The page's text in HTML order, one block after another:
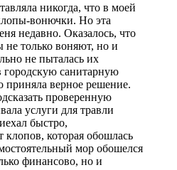
никогда, что в моей
вонючки. Но эта
недавно. Оказалось, что
не только воняют, но и
не пыталась их
городскую санитарную
приняла верное решение.
проверенную
услуги для травли
быстро,
клопов, которая обошлась
мор обошелся
финансово, но и